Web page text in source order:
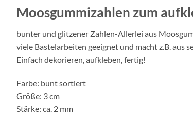
Moosgummizahlen zum
bunter und glitzener Zahlen-Allerlei aus
viele Bastelarbeiten geeignet und macht z.B. aus
Einfach dekorieren, aufkleben, fertig!
Farbe: bunt sortiert
Größe: 3 cm
Stärke: ca. 2 mm